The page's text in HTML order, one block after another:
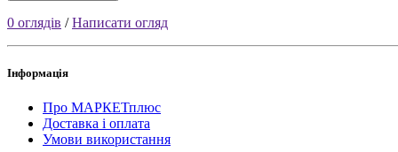
0 оглядів /Написати огляд
Інформація
Про МАРКЕТплюс
Доставка і оплата
Умови використання